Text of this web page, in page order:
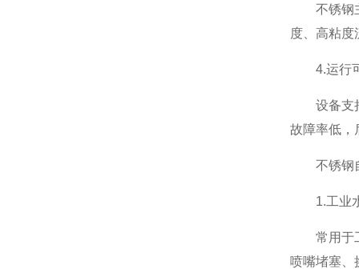
不锈钢主
度、高粘度
4.运行
设备支持
故障率低，
不锈钢自
1.工业水
常用于工
喷嘴堵塞、